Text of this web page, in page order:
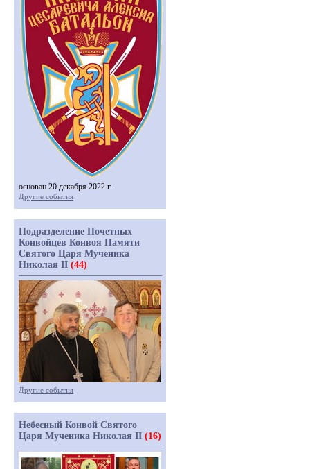
основан 20 декабря 2022 г.
Другие события
Подразделение Почетных
Конвойцев Конвоя Памяти
Святого Царя Мученика
Николая II (44)
Другие события
Небесный Конвой Святого
Царя Мученика Николая II (16)